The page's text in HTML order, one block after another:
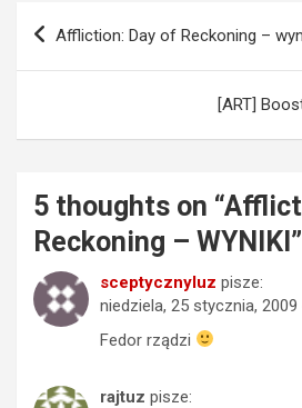
Nawigacja
Affliction: Day of Reckoning –
[ART]
5 thoughts on “
Reckoning – WYNIKI ”
sceptycznyluz pisze:
niedziela, 25 stycznia, 2009
Fedor rządzi
rajtuz pisze: